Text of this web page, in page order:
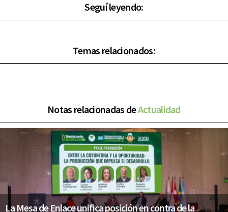
Seguí leyendo:
Temas relacionados:
Notas relacionadas deActualidad
La Mesa de Enlace unifica posición en contra de la